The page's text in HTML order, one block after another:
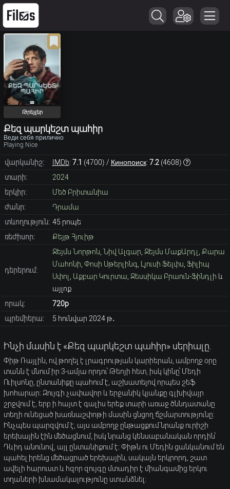
Թրեյլեր
Քեզ պարկեշտ պահիր
Веди себя прилично
Playing Nice
վարկանիշ: IMDb: 7.1 (4700) / Кинопоиск: 7.2(4608)
տարի:
2024
երկիր:
Մեծ Բրիտանիա
ժանր:
Դրամա
տևողություն: 45 րոպե
ռեժիսոր:
Քեյթ Հյուիթ
դերերում:
Ջեյմս Նորթոն Նիվ Ալգար Ջեյմս ՄաքԱրդլ Քարա
Մահոնի Փոսի Սթերլինգ Լյուսի Ֆելփս Ֆիլիպ
Սփոլ
Աքբար Կուրտա Ջեսսիկա Բրաուն-Ֆինդլի և
այլոք
որակ:
720p
պրեմիերա:
5 հունվար 2024 թ․
Ինչի մասին է «Քեզ պարկեշտ պահիր» սերիալը.
Փիթ Ռայլին, ով թողել է լրագրության կարիերան, ամբողջ օրը
տանն է մնում իր 3-ամյա որդու՝ Թեոյի հետ, իսկ կինը՝ Մեդի
Ուիլսոնը, ընտանիքը պահում է, աշխատելով որպես շեֆ
խոհարար։ Զույգի չափավոր և երջանիկ կյանքը գլխիվայր
շրջվում է, երբ ի հայտ է գալիս երեք տարի առաջ ծննդատանը
տեղի ունեցած խառնաշփոթի մասին ցնցող ճշմարտությունը:
Ինչպես պարզվում է, այս ամբողջ ընթացքում նրանք ուրիշի
երեխային էին մեծացնում, իսկ նրանց կենսաբանական որդին՝
Դևիդ անունով, այլ ընտանիքում է։ Փիթն ու Մեդին ցանկանում են
պահել իրենց մեծացրած երեխային, սակայն երկրորդ, շատ
ավելի հարուստ և հզոր զույգը մտադիր է միանգամից երկու
տղաների խնամակալությունը ստանձնել։